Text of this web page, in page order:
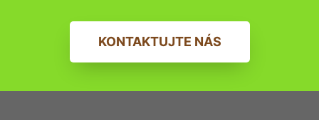
KONTAKTUJTE NÁS